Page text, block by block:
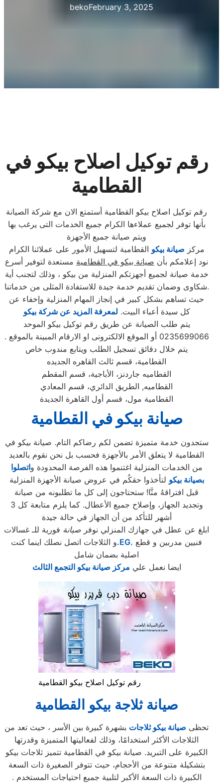
bekoFebruary 3, 2025
رقم توكيل اصلاح بيكو في
القطامية
رقم توكيل اصلاح بيكو القطامية أستمتع الان مع شركة الصيانة
بأنها توفر لجميع عملاءها الكرام جميع الخدمات التى يرغب بها
ويتم صيانة جميع الأجهزة
مركز صيانة بيكو القطامية لتسهيل الأمور على عملائنا الكرام
نود إعلامكم بأن صيانة بيكو في القطامية مستعدة لتوفير أسرع
خدمة صيانة لجميع أجهزتكم المنزلية من بيكو ، وذلك لتجنب أية
شكاوى وضمان تقديم خدمة جيدة للاستفادة المثلى من خدماتنا.
حيث تساهم بشكل كبير في إنجاز المهام المنزلية وإخفاء عن
كل سيدة أعباء البيت. لمعرفة المزيد عن شركة بيكو
يتم طلب الصيانة عن طريق رقم توكيل بيكو الموحد
0235699066 أو الموقع الالكترونى او الارقام المبينة بالموقع .
يتم خلال دقائق تسجيل الطلب ويتابع مندوب خاص
القطامية، قسم ثالث القاهره الجديده
القطاميه جاردنز، الأباجية، قسم المقطم
القطاميه, الطريق الدائري، قسم المعادي
القطامية مول، قسم أول القاهرة الجديدة
صيانة بيكو في القطامية
ستجدون خدمة متميزة تضمن لكم رضاكم التام. صيانة بيكو في
القطامية لا يتعلق الأمر بالأجهزة فحسب بل نحن نقوم بالعديد
من الخدمات المنزلية اغتنموا هذه الفرصة المحدودة واتصلوا
بصيانة بيكو لتأخذوا حقكُم في عروض صيانة الأجهزة المنزلية
قبل افتراقهُ منَّا! ستحتاجون إلى كل ما تطلبونه من صيانة
وتجديد الجهاز، وإصلاح جميع الأعطال. كما يلزم متابعة كل 3
أشهر للتأكد من أن الجهاز في حالة جيدة
ابلغ عن عطل في جهازك المنزلي نوفر صيانة فورية للـ غسالات
و الثلاجات اتصل نصلك اينما كنت.EG.
اصلية بضمان شامل
ايضا نعمل علي مركز صيانة بيكو التجمع الثالث
رقم توكيل اصلاح بيكو القطامية
صيانة ثلاجة بيكو القطامية
تحظى صيانة بيكو ثلاجات بشهرة كبيرة بين الأسر ، حيث تعد من
الثلاجات الأكثر استخدامًا، وذلك لفعاليتها المتميزة وقدرتها
الكبيرة على التبريد. صيانة بيكو في القطامية تتميز ثلاجات بيكو
بتشكيلة متنوعة من الأحجام، حيث تتوفر الصغيرة ذات السعة
الكبيرة ذات السعة الأكبر لتلبية جميع احتياجات المستخدم .